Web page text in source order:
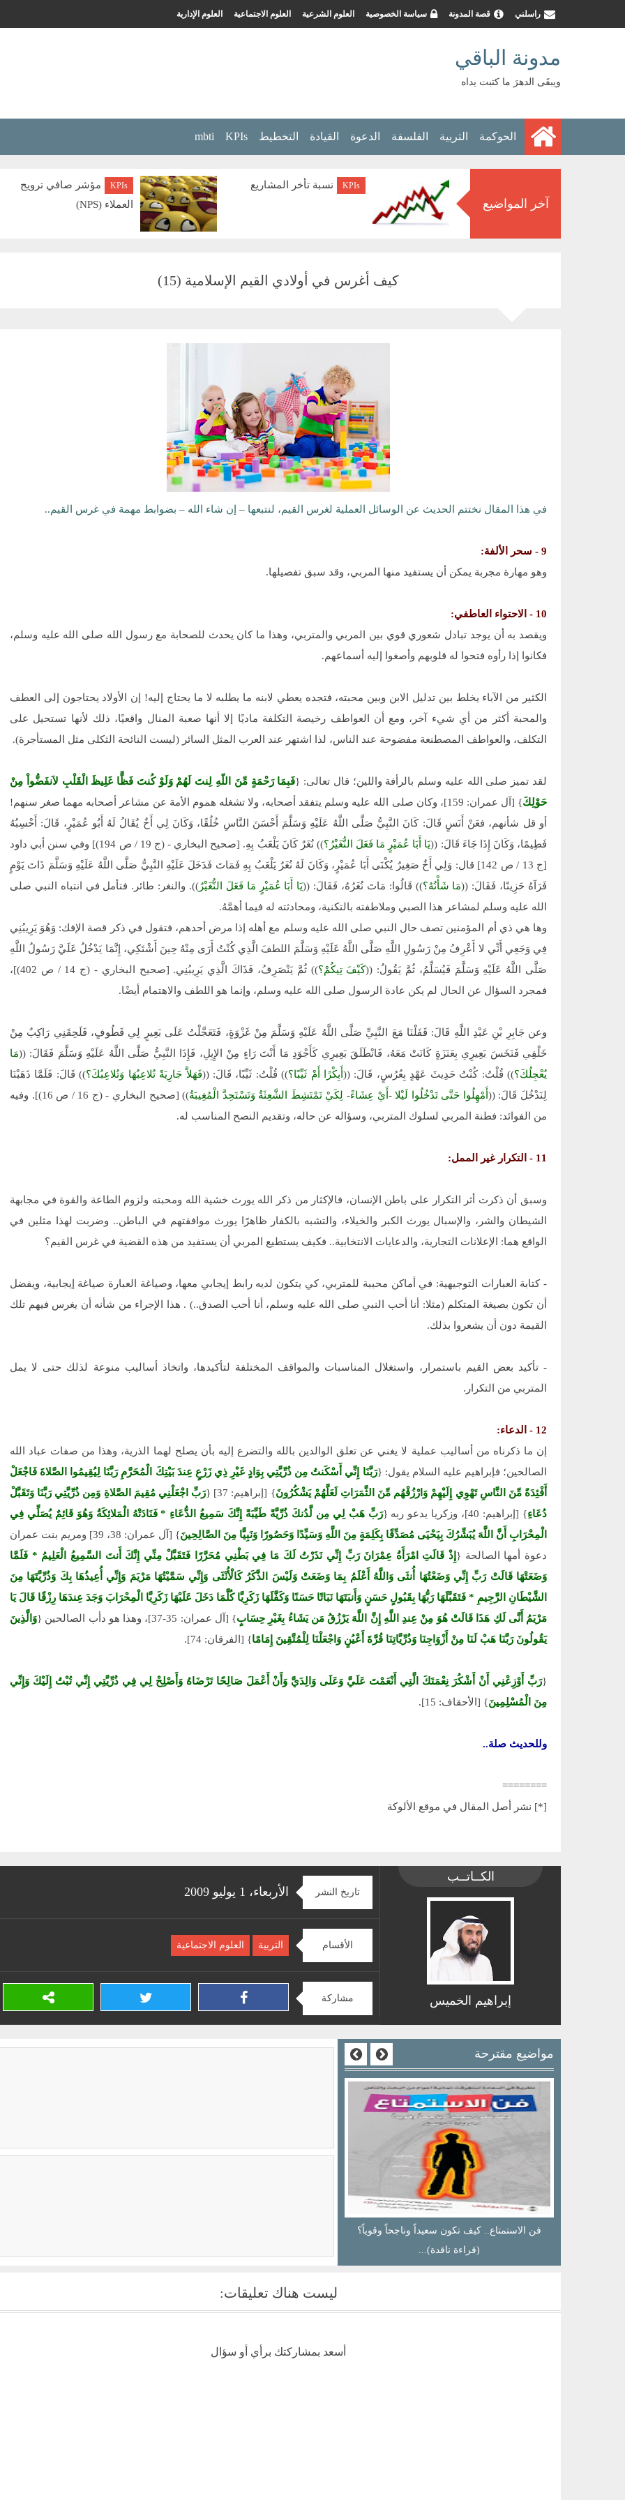
راسلني قصة المدونة سياسة الخصوصية العلوم الشرعية العلوم الاجتماعية العلوم الإدارية
مدونة الباقي
ويبقَى الدهرَ ما كتبت يداه
الحوكمة التربية الفلسفة الدعوة القيادة التخطيط KPIs
mbti
آخر المواضيعلحوكمة الوقف
KPIs نسبة تأخر المشاريع KPIs
مؤشر صافي ترويج
العملاء (NPS)
كيف أغرس في أولادي القيم الإسلامية (15)
في هذا المقال نختتم الحديث عن الوسائل العملية لغرس القيم، لنتبعها – إن شاء الله – بضوابط مهمة في غرس القيم..
9 - سحر الألفة:
وهو مهارة مجربة يمكن أن يستفيد منها المربي، وقد سبق تفصيلها.
10 - الاحتواء العاطفي:
ويقصد به أن يوجد تبادل شعوري قوي بين المربي والمتربي، وهذا ما كان يحدث للصحابة مع رسول الله صلى الله عليه وسلم،
فكانوا إذا رأوه فتحوا له قلوبهم وأصغوا إليه أسماعهم.
الكثير من الآباء يخلط بين تدليل الابن وبين محبته، فتجده يعطي لابنه ما يطلبه لا ما يحتاج إليه! إن الأولاد يحتاجون إلى العطف
والمحبة أكثر من أي شيء آخر، ومع أن العواطف رخيصة التكلفة ماديًا إلا أنها صعبة المنال واقعيًا، ذلك لأنها تستحيل على
التكلف، والعواطف المصطنعة مفضوحة عند الناس، لذا اشتهر عند العرب المثل السائر (ليست النائحة الثكلى مثل المستأجرة).
لقد تميز صلى الله عليه وسلم بالرأفة واللين؛ قال تعالى: {فَبِمَا رَحْمَةٍ مِّنَ اللّهِ لِنتَ لَهُمْ وَلَوْ كُنتَ فَظًّا غَلِيظَ الْقَلْبِ لاَنفَضُّواْ مِنْ
حَوْلِكَ
} [آل عمران: 159]، وكان صلى الله عليه وسلم يتفقد أصحابه، ولا تشغله هموم الأمة عن مشاعر أصحابه مهما صغر سنهم!
أو قل شأنهم، فعَنْ أَنَسٍ قَالَ: كَانَ النَّبِيُّ صَلَّى اللَّهُ عَلَيْهِ وَسَلَّمَ أَحْسَنَ النَّاسِ خُلُقًا، وَكَانَ لِي أَخٌ يُقَالُ لَهُ أَبُو عُمَيْرٍ، قَالَ: أَحْسِبُهُ
فَطِيمًا، وَكَانَ إِذَا جَاءَ قَالَ: ((يَا أَبَا عُمَيْرٍ مَا فَعَلَ النُّغَيْرُ؟
)) نُغَرٌ كَانَ يَلْعَبُ بِهِ. [صحيح البخاري - (ج 19 / ص 194)] وفي سنن أبي داود
[ج 13 / ص 142] قال: وَلِي أَخٌ صَغِيرٌ يُكْنَى أَبَا عُمَيْرٍ، وَكَانَ لَهُ نُغَرٌ يَلْعَبُ بِهِ فَمَاتَ فَدَخَلَ عَلَيْهِ النَّبِيُّ صَلَّى اللَّهُ عَلَيْهِ وَسَلَّمَ ذَاتَ يَوْمٍ
فَرَآهُ حَزِينًا، فَقَالَ: ((مَا شَأْنُهُ؟)) قَالُوا: مَاتَ نُغَرُهُ، فَقَالَ: ((يَا أَبَا عُمَيْرٍ مَا فَعَلَ النُّغَيْرُ)). والنغر: طائر. فتأمل في انتباه النبي صلى
الله عليه وسلم لمشاعر هذا الصبي وملاطفته بالتكنية، ومحادثته له فيما أهمَّهُ.
وها هي ذي أم المؤمنين تصف حال النبي صلى الله عليه وسلم مع أهله إذا مرض أحدهم، فتقول في ذكر قصة الإفك: وَهُوَ يَرِيبُنِي
فِي وَجَعِي أَنِّي لا أَعْرِفُ مِنْ رَسُولِ اللَّهِ صَلَّى اللَّهُ عَلَيْهِ وَسَلَّمَ اللطفَ الَّذِي كُنْتُ أَرَى مِنْهُ حِينَ أَشْتَكِي، إِنَّمَا يَدْخُلُ عَلَيَّ رَسُولُ اللَّهِ
صَلَّى اللَّهُ عَلَيْهِ وَسَلَّمَ فَيُسَلِّمُ، ثُمَّ يَقُولُ: ((كَيْفَ تِيكُمْ؟
)) ثُمَّ يَنْصَرِفُ، فَذَاكَ الَّذِي يَرِيبُنِي. [صحيح البخاري - (ج 14 / ص 402)]،
فمجرد السؤال عن الحال لم يكن عادة الرسول صلى الله عليه وسلم، وإنما هو اللطف والاهتمام أيضًا.
وعن جَابِرِ بْنِ عَبْدِ اللَّهِ قَالَ: قَفَلْنَا مَعَ النَّبِيِّ صَلَّى اللَّهُ عَلَيْهِ وَسَلَّمَ مِنْ غَزْوَةٍ، فَتَعَجَّلْتُ عَلَى بَعِيرٍ لِي قَطُوفٍ، فَلَحِقَنِي رَاكِبٌ مِنْ
خَلْفِي فَنَخَسَ بَعِيرِي بِعَنَزَةٍ كَانَتْ مَعَهُ، فَانْطَلَقَ بَعِيرِي كَأَجْوَدِ مَا أَنْتَ رَاءٍ مِنْ الإِبِلِ، فَإِذَا النَّبِيُّ صَلَّى اللَّهُ عَلَيْهِ وَسَلَّمَ فَقَالَ: ((مَا
يُعْجِلُكَ؟)) قُلْتُ: كُنْتُ حَدِيثَ عَهْدٍ بِعُرُسٍ، قَالَ: ((أَبِكْرًا أَمْ ثَيِّبًا؟)) قُلْتُ: ثَيِّبًا، قَالَ: ((فَهَلاَّ جَارِيَةً تُلاعِبُهَا وَتُلاعِبُكَ؟)) قَالَ: فَلَمَّا ذَهَبْنَا
لِنَدْخُلَ قَالَ: (( أَمْهِلُوا حَتَّى تَدْخُلُوا لَيْلا -أَيْ عِشَاءً- لِكَيْ تَمْتَشِطَ الشَّعِثَةُ وَتَسْتَحِدَّ الْمُغِيبَةُ
)) [صحيح البخاري - (ج 16 / ص 16)]. وفيه
من الفوائد: فطنة المربي لسلوك المتربي، وسؤاله عن حاله، وتقديم النصح المناسب له.
11 - التكرار غير الممل:
وسبق أن ذكرت أثر التكرار على باطن الإنسان، فالإكثار من ذكر الله يورث خشية الله ومحبته ولزوم الطاعة والقوة في مجابهة
الشيطان والشر، والإسبال يورث الكبر والخيلاء، والتشبه بالكفار ظاهرًا يورث موافقتهم في الباطن.. وضربت لهذا مثلين في
الواقع هما: الإعلانات التجارية، والدعايات الانتخابية.. فكيف يستطيع المربي أن يستفيد من هذه القضية في غرس القيم؟
- كتابة العبارات التوجيهية: في أماكن محببة للمتربي، كي يتكون لديه رابط إيجابي معها، وصياغة العبارة صياغة إيجابية، ويفضل
أن تكون بصيغة المتكلم (مثلا: أنا أحب النبي صلى الله عليه وسلم، أنا أحب الصدق..) . هذا الإجراء من شأنه أن يغرس فيهم تلك
القيمة دون أن يشعروا بذلك.
- تأكيد بعض القيم باستمرار، واستغلال المناسبات والمواقف المختلفة لتأكيدها، واتخاذ أساليب منوعة لذلك حتى لا يمل
المتربي من التكرار.
12 - الدعاء:
إن ما ذكرناه من أساليب عملية لا يغني عن تعلق الوالدين بالله والتضرع إليه بأن يصلح لهما الذرية، وهذا من صفات عباد الله
الصالحين؛ فإبراهيم عليه السلام يقول: {رَبَّنَا إِنِّي أَسْكَنتُ مِن ذُرِّيَّتِي بِوَادٍ غَيْرِ ذِي زَرْعٍ عِندَ بَيْتِكَ الْمُحَرَّمِ رَبَّنَا لِيُقِيمُوا الصَّلاةَ فَاجْعَلْ
أَفْئِدَةً مِّنَ النَّاسِ تَهْوِي إِلَيْهِمْ وَارْزُقْهُم مِّنَ الثَّمَرَاتِ لَعَلَّهُمْ يَشْكُرُونَ} [إبراهيم: 37] {
رَبِّ اجْعَلْنِي مُقِيمَ الصَّلاةِ وَمِن ذُرِّيَّتِي رَبَّنَا وَتَقَبَّلْ
دُعَاءِ} [إبراهيم: 40]، وزكريا يدعو ربه {
رَبِّ هَبْ لِي مِن لَّدُنكَ ذُرِّيَّةً طَيِّبَةً إِنَّكَ سَمِيعُ الدُّعَاءِ * فَنَادَتْهُ الْمَلائِكَةُ وَهُوَ قَائِمٌ يُصَلِّي فِي
الْمِحْرَابِ أَنَّ اللَّهَ يُبَشِّرُكَ بِيَحْيَى مُصَدِّقًا بِكَلِمَةٍ مِنَ اللَّهِ وَسَيِّدًا وَحَصُورًا وَنَبِيًّا مِنَ الصَّالِحِينَ
} [آل عمران: 38، 39] ومريم بنت عمران
دعوة أمها الصالحة { إِذْ قَالَتِ امْرَأَةُ عِمْرَانَ رَبِّ إِنِّي نَذَرْتُ لَكَ مَا فِي بَطْنِي مُحَرَّرًا فَتَقَبَّلْ مِنِّي إِنَّكَ أَنتَ السَّمِيعُ الْعَلِيمُ * فَلَمَّا
وَضَعَتْهَا قَالَتْ رَبِّ إِنِّي وَضَعْتُهَا أُنثَى وَاللَّهُ أَعْلَمُ بِمَا وَضَعَتْ وَلَيْسَ الذَّكَرُ كَالْأُنْثَى وَإِنِّي سَمَّيْتُهَا مَرْيَمَ وَإِنِّي أُعِيذُهَا بِكَ وَذُرِّيَّتَهَا مِنَ
الشَّيْطَانِ الرَّجِيمِ * فَتَقَبَّلَهَا رَبُّهَا بِقَبُولٍ حَسَنٍ وَأَنبَتَهَا نَبَاتًا حَسَنًا وَكَفَّلَهَا زَكَرِيَّا كُلَّمَا دَخَلَ عَلَيْهَا زَكَرِيَّا الْمِحْرَابَ وَجَدَ عِندَهَا رِزْقًا قَالَ يَا
مَرْيَمُ أَنَّى لَكِ هَذَا قَالَتْ هُوَ مِنْ عِندِ اللَّهِ إِنَّ اللَّهَ يَرْزُقُ مَن يَشَاءُ بِغَيْرِ حِسَابٍ} [آل عمران: 35-37]، وهذا هو دأب الصالحين {
وَالَّذِينَ
يَقُولُونَ رَبَّنَا هَبْ لَنَا مِنْ أَزْوَاجِنَا وَذُرِّيَّاتِنَا قُرَّةَ أَعْيُنٍ وَاجْعَلْنَا لِلْمُتَّقِينَ إِمَامًا} [الفرقان: 74].
{رَبِّ أَوْزِعْنِي أَنْ أَشْكُرَ نِعْمَتَكَ الَّتِي أَنْعَمْتَ عَلَيَّ وَعَلَى وَالِدَيَّ وَأَنْ أَعْمَلَ صَالِحًا تَرْضَاهُ وَأَصْلِحْ لِي فِي ذُرِّيَّتِي إِنِّي تُبْتُ إِلَيْكَ وَإِنِّي
مِنَ الْمُسْلِمِينَ} [الأحقاف: 15].
وللحديث صلة..
========
[*] نشر أصل المقال في موقع الألوكة
الكــاتــب
إبراهيم الخميس
تاريخ النشر الأربعاء، 1 يوليو 2009
الأقسام التربية العلوم الاجتماعية
مشاركة
مواضيع مقترحة
فن الاستمتاع.. كيف تكون سعيداً وناجحاً وقوياً؟
(قراءة ناقدة)...
ليست هناك تعليقات:
أسعد بمشاركتك برأي أو سؤال